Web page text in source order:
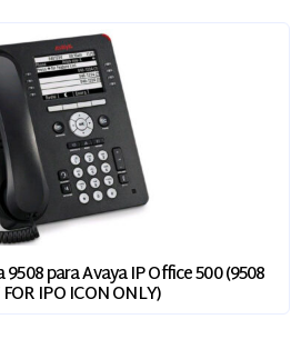
para Avaya IP Office 500 (9508
IPO ICON ONLY)